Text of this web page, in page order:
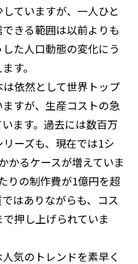
ていますが、一人ひと
きる範囲は以前よりも
た人口動態の変化にう
す。
依然として世界トップ
すが、生産コストの急
ます。過去には数百万
ーズも、現在では1シ
かるケースが増えていま
りの制作費が1億円を超
はありながらも、コス
押し上げられていま
気のトレンドを素早く